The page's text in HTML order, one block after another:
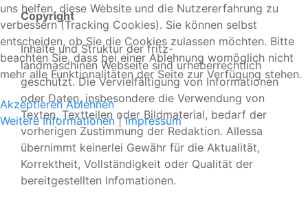
Copyright
Inhalte und Struktur der fritz-
landmaschinen Webseite sind urheberrechtlich
geschützt. Die Vervielfältigung von Informationen
oder Daten, insbesondere die Verwendung von
Texten, Textteilen oder Bildmaterial, bedarf der
vorherigen Zustimmung der Redaktion. Allessa
übernimmt keinerlei Gewähr für die Aktualität,
Korrektheit, Vollständigkeit oder Qualität der
bereitgestellten Infomationen.
uns helfen, diese Website und die Nutzererfahrung zu
verbessern (Tracking Cookies). Sie können selbst
entscheiden, ob Sie die Cookies zulassen möchten. Bitte
beachten Sie, dass bei einer Ablehnung womöglich nicht
mehr alle Funktionalitäten der Seite zur Verfügung stehen.
Akzeptieren Ablehnen
Weitere Informationen|Impressum